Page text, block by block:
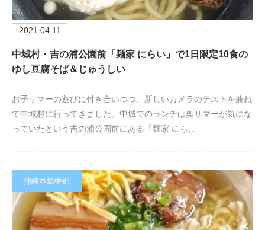
2021.04.11
中城村・吉の浦公園前「麺家 にらい」で1日限定10食の
ゆし豆腐そば＆じゅうしい
お子サマーの遊びに付き合いつつ、新しいカメラのテストを兼ね
て中城村に行ってきました。中城でのランチは奥サマーが気にな
っていたという吉の浦公園前にある「麺家 にら…
沖縄本島中部